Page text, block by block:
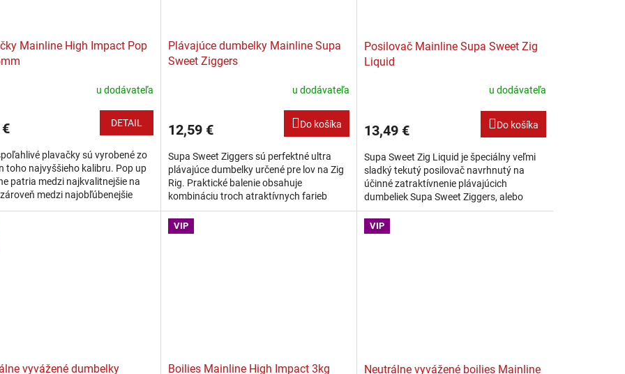
Mainline High Impact Pop
u dodávateľa
DETAIL
plavačky sú vyrobené zo
toho najvyššieho kalibru. Pop up
patria medzi najkvalitnejšie na
medzi najobľúbenejšie
Plávajúce dumbelky Mainline Supa
Sweet Ziggers
u dodávateľa
12,59 € Do košíka
Supa Sweet Ziggers sú perfektné ultra
plávajúce dumbelky určené pre lov na Zig
Rig. Praktické balenie obsahuje
kombináciu troch atraktívnych farieb
(žltá, čierna, ružová). Pomocou tejto
nástrahy sa...
Posilovač Mainline Supa Sweet Zig
Liquid
u dodávateľa
13,49 € Do košíka
Supa Sweet Zig Liquid je špeciálny veľmi
sladký tekutý posilovač navrhnutý na
účinné zatraktívnenie plávajúcich
dumbeliek Supa Sweet Ziggers, alebo
akejkoľvek Vašej zig rig nástrahy. Tento vo
vode...
vyvážené dumbelky
VIP
Boilies Mainline High Impact 3kg
VIP
Neutrálne vyvážené boilies Mainline